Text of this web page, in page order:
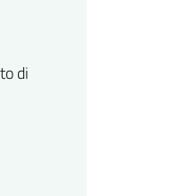
di